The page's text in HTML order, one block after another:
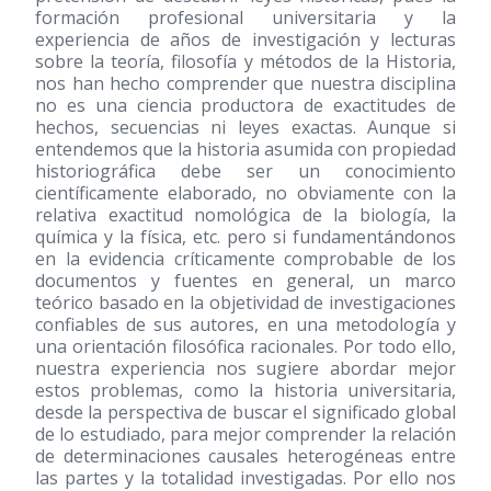
formación profesional universitaria y la
experiencia de años de investigación y lecturas
sobre la teoría, filosofía y métodos de la Historia,
nos han hecho comprender que nuestra disciplina
no es una ciencia productora de exactitudes de
hechos, secuencias ni leyes exactas. Aunque si
entendemos que la historia asumida con propiedad
historiográfica debe ser un conocimiento
científicamente elaborado, no obviamente con la
relativa exactitud nomológica de la biología, la
química y la física, etc. pero si fundamentándonos
en la evidencia críticamente comprobable de los
documentos y fuentes en general, un marco
teórico basado en la objetividad de investigaciones
confiables de sus autores, en una metodología y
una orientación filosófica racionales. Por todo ello,
nuestra experiencia nos sugiere abordar mejor
estos problemas, como la historia universitaria,
desde la perspectiva de buscar el significado global
de lo estudiado, para mejor comprender la relación
de determinaciones causales heterogéneas entre
las partes y la totalidad investigadas. Por ello nos